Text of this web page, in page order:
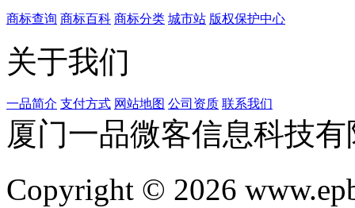
商标查询 商标百科 商标分类 城市站 版权保护中心
关于我们
一品简介 支付方式 网站地图 公司资质 联系我们
厦门一品微客信息科技
Copyright © 2026